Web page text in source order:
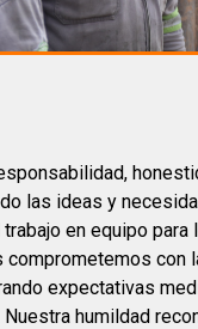
las ideas y
en equipo para
con
expectativas
Nuestra humildad